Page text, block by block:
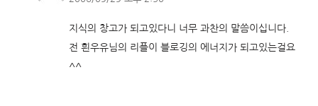
지식의 창고가 되고있다니 너무 과찬의 말씀이십니다.
전 흰우유님의 리플이 블로깅의 에너지가 되고있는걸요
^^